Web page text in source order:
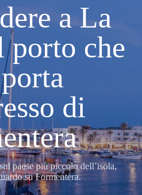
a La
porto che
di
paese più piccolo dell’isola,
su Formentera.